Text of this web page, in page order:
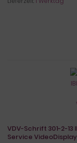
VDV-Schrift 301-2-
Service